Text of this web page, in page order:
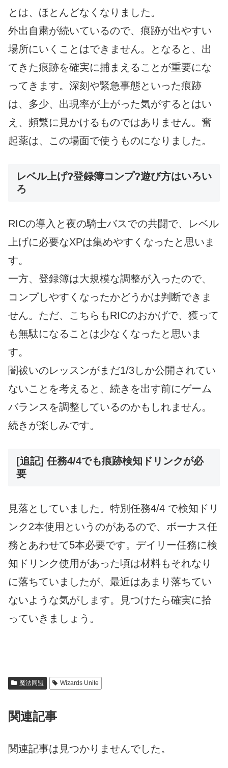
とは、ほとんどなくなりました。
外出自粛が続いているので、痕跡が出やすい
場所にいくことはできません。となると、出
てきた痕跡を確実に捕まえることが重要にな
ってきます。深刻や緊急事態といった痕跡
は、多少、出現率が上がった気がするとはい
え、頻繁に見かけるものではありません。奮
起薬は、この場面で使うものになりました。
レベル上げ?登録簿コンプ?遊び方はいろい
ろ
RICの導入と夜の騎士バスでの共闘で、レベル
上げに必要なXPは集めやすくなったと思いま
す。
一方、登録簿は大規模な調整が入ったので、
コンプしやすくなったかどうかは判断できま
せん。ただ、こちらもRICのおかげで、獲って
も無駄になることは少なくなったと思いま
す。
闇祓いのレッスンがまだ1/3しか公開されてい
ないことを考えると、続きを出す前にゲーム
バランスを調整しているのかもしれません。
続きが楽しみです。
[追記] 任務4/4でも痕跡検知ドリンクが必
要
見落としていました。特別任務4/4 で検知ドリ
ンク2本使用というのがあるので、ボーナス任
務とあわせて5本必要です。デイリー任務に検
知ドリンク使用があった頃は材料もそれなり
に落ちていましたが、最近はあまり落ちてい
ないような気がします。見つけたら確実に拾
っていきましょう。
魔法同盟 Wizards Unite
関連記事
関連記事は見つかりませんでした。